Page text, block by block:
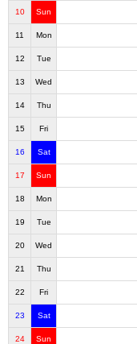
10 Sun
11 Mon
12 Tue
13 Wed
14 Thu
15 Fri
16 Sat
17 Sun
18 Mon
19 Tue
20 Wed
21 Thu
22 Fri
23 Sat
24 Sun